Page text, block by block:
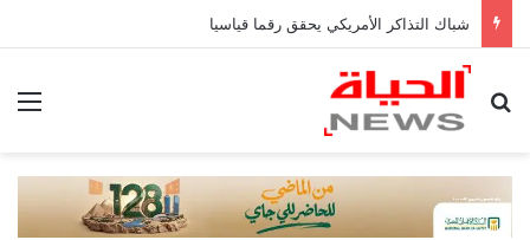
شباك التذاكر الأمريكي يحقق رقما قياسيا
بحث عن